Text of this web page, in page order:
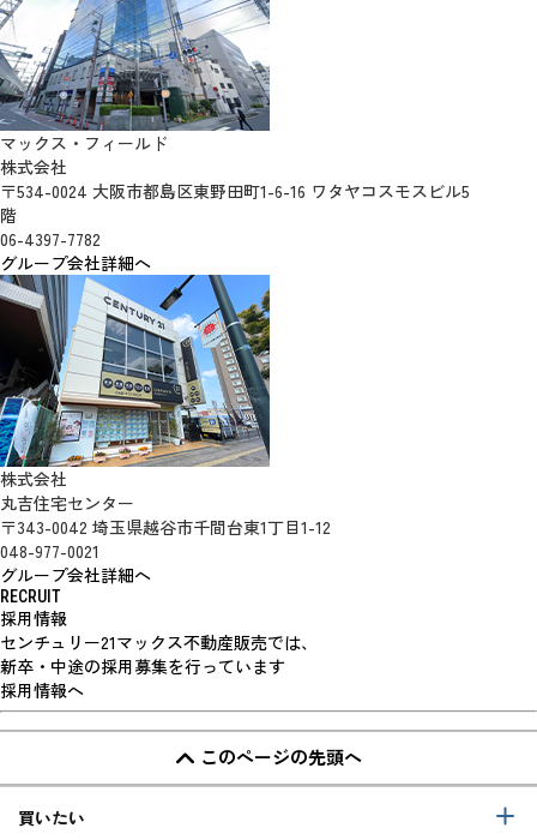
マックス・フィールド
株式会社
〒534-0024 大阪市都島区東野田町1-6-16 ワタヤコスモスビル5
階
06-4397-7782
グループ会社詳細へ
株式会社
丸吉住宅センター
〒343-0042 埼玉県越谷市千間台東1丁目1-12
048-977-0021
グループ会社詳細へ
RECRUIT
採用情報
センチュリー21マックス不動産販売では、
新卒・中途の採用募集を行っています
採用情報へ
このページの先頭へ
買いたい